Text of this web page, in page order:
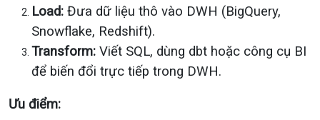
Load: Đưa dữ liệu thô vào DWH (BigQuery,
Snowflake, Redshift).
Transform: Viết SQL, dùng dbt hoặc công cụ BI
để biến đổi trực tiếp trong DWH.
Ưu điểm: